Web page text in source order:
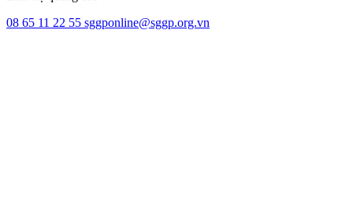
08 65 11 22 55 sggponline@sggp.org.vn